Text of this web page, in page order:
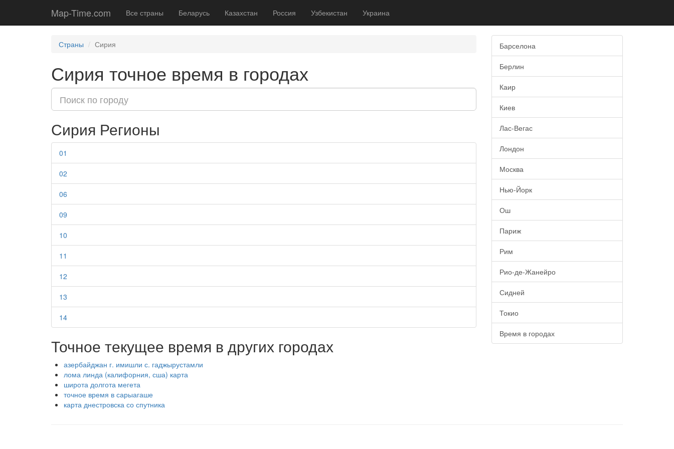
Map-Time.com Все страны Беларусь Казахстан Россия Узбекистан Украина
Страны Сирия
Сирия точное время в городах
Сирия Регионы
01
02
06
09
10
11
12
13
14
Точное текущее время в других городах
азербайджан г. имишли с. гаджырустамли
лома линда (калифорния, сша) карта
широта долгота мегета
точное время в сарыагаше
карта днестровска со спутника
Барселона
Берлин
Каир
Киев
Лас-Вегас
Лондон
Москва
Нью-Йорк
Ош
Париж
Рим
Рио-де-Жанейро
Сидней
Токио
Время в городах